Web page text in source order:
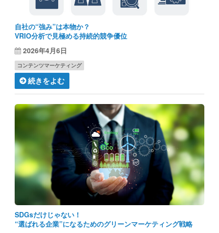
自社の“強み”は本物か？
VRIO分析で見極める持続的競争優位
2026年4月6日
コンテンツマーケティング
続きをよむ
SDGsだけじゃない！
“選ばれる企業”になるためのグリーンマーケティング戦略